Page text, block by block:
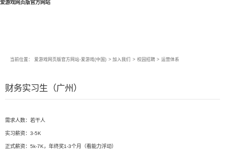
爱游戏网页版官方网站
当前位置： 爱游戏网页版官方网站-爱游戏(中国) > 加入我们 > 校园招聘 > 运营体系
财务实习生（广州）
需求人数：若干人
实习薪资：3-5K
正式薪资：5k-7K，年终奖1-3个月（看能力浮动）